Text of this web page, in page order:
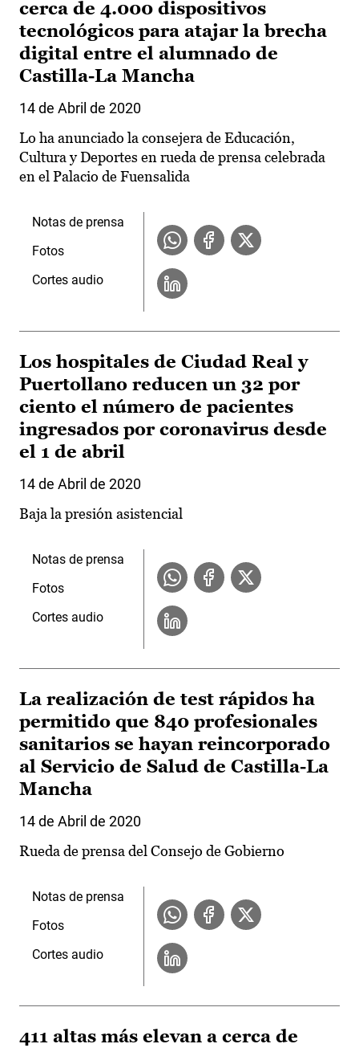
cerca de 4.000 dispositivos
tecnológicos para atajar la brecha
digital entre el alumnado de
Castilla-La Mancha
14 de Abril de 2020
Lo ha anunciado la consejera de Educación,
Cultura y Deportes en rueda de prensa celebrada
en el Palacio de Fuensalida
Notas de prensa
Fotos
Cortes audio
Los hospitales de Ciudad Real y
Puertollano reducen un 32 por
ciento el número de pacientes
ingresados por coronavirus desde
el 1 de abril
14 de Abril de 2020
Baja la presión asistencial
Notas de prensa
Fotos
Cortes audio
La realización de test rápidos ha
permitido que 840 profesionales
sanitarios se hayan reincorporado
al Servicio de Salud de Castilla-La
Mancha
14 de Abril de 2020
Rueda de prensa del Consejo de Gobierno
Notas de prensa
Fotos
Cortes audio
411 altas más elevan a cerca de